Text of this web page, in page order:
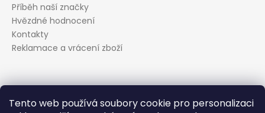
Tento web používá soubory cookie pro personalizaci
Příběh naší značky
Hvězdné hodnocení
Kontakty
Reklamace a vrácení zboží